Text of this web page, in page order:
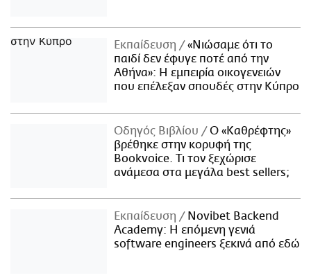
Εκπαίδευση
«Νιώσαμε ότι το
παιδί δεν έφυγε ποτέ από την
Αθήνα»: Η εμπειρία οικογενειών
που επέλεξαν σπουδές στην Κύπρο
Οδηγός Βιβλίου
Ο «Καθρέφτης»
βρέθηκε στην κορυφή της
Bookvoice. Τι τον ξεχώρισε
ανάμεσα στα μεγάλα best sellers;
Εκπαίδευση
Novibet Backend
Academy: Η επόμενη γενιά
software engineers ξεκινά από εδώ